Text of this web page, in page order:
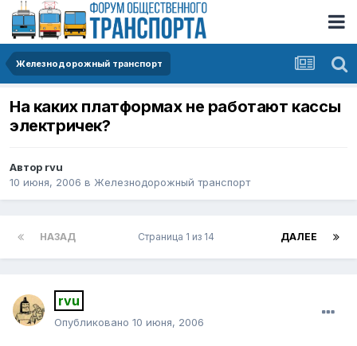
Железнодорожный транспорт
На каких платформах не работают кассы
электричек?
Автор rvu
10 июня, 2006 в Железнодорожный транспорт
НАЗАД ДАЛЕЕ
Страница 1 из 14
rvu
Опубликовано 10 июня, 2006